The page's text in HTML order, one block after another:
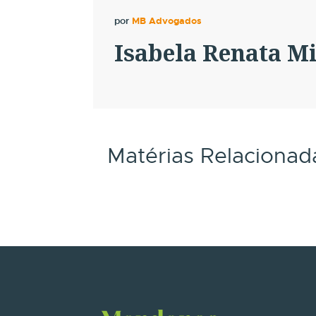
por MB Advogados
Isabela Renata
Matérias